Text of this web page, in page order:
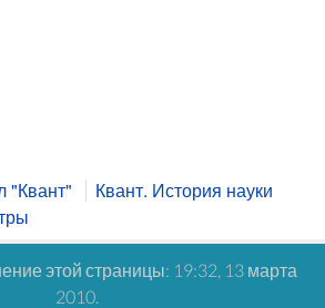
"Квант"
Квант. История науки
этой страницы: 19:32, 13 марта
2010.